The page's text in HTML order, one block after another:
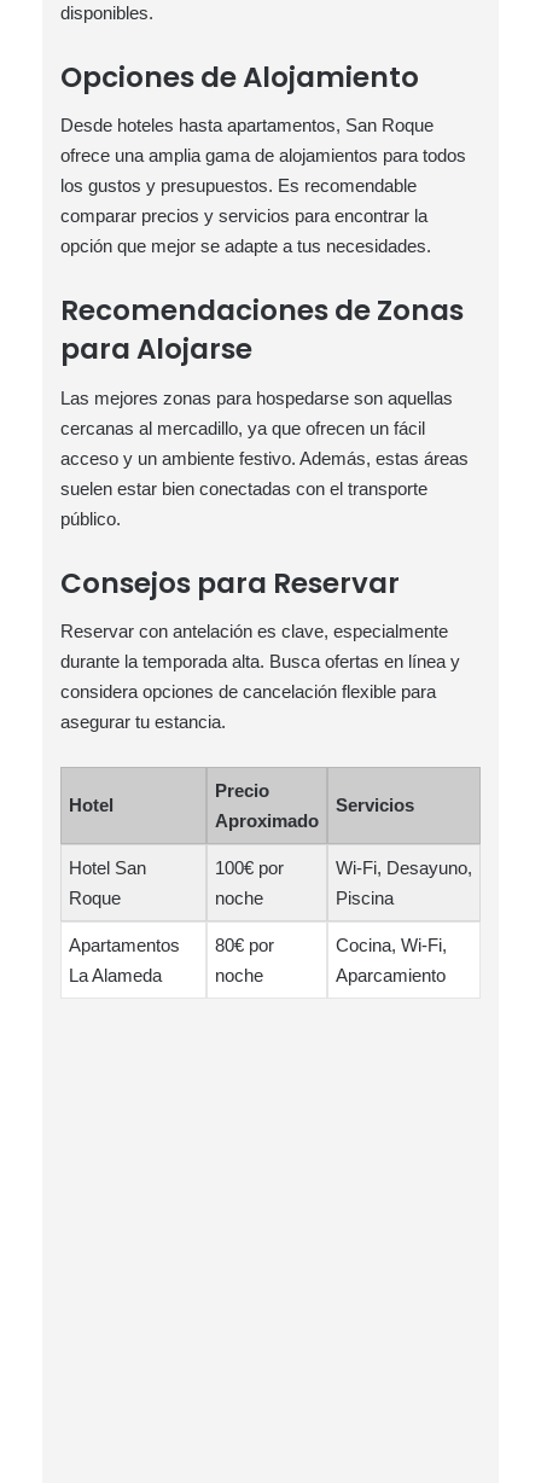
disponibles.
Opciones de Alojamiento
Desde hoteles hasta apartamentos, San Roque
ofrece una amplia gama de alojamientos para todos
los gustos y presupuestos. Es recomendable
comparar precios y servicios para encontrar la
opción que mejor se adapte a tus necesidades.
Recomendaciones de Zonas
para Alojarse
Las mejores zonas para hospedarse son aquellas
cercanas al mercadillo, ya que ofrecen un fácil
acceso y un ambiente festivo. Además, estas áreas
suelen estar bien conectadas con el transporte
público.
Consejos para Reservar
Reservar con antelación es clave, especialmente
durante la temporada alta. Busca ofertas en línea y
considera opciones de cancelación flexible para
asegurar tu estancia.
Hotel
Precio
Aproximado
Servicios
Hotel San
Roque
100€ por
noche
Wi-Fi, Desayuno,
Piscina
Apartamentos
La Alameda
80€ por
noche
Cocina, Wi-Fi,
Aparcamiento